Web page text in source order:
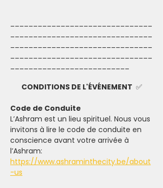
CONDITIONS DE L'ÉVÉNEMENT ✅
Code de Conduite
L’Ashram est un lieu spirituel. Nous vous
invitons à lire le code de conduite en
conscience avant votre arrivée à
l’Ashram:
https://www.ashraminthecity.be/about
-us